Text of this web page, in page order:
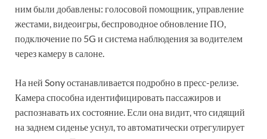
ним были добавлены: голосовой помощник, управление
жестами, видеоигры, беспроводное обновление ПО,
подключение по 5G и система наблюдения за водителем
через камеру в салоне.
На ней Sony останавливается подробно в пресс-релизе.
Камера способна идентифицировать пассажиров и
распознавать их состояние. Если она видит, что сидящий
на заднем сиденье уснул, то автоматически отрегулирует